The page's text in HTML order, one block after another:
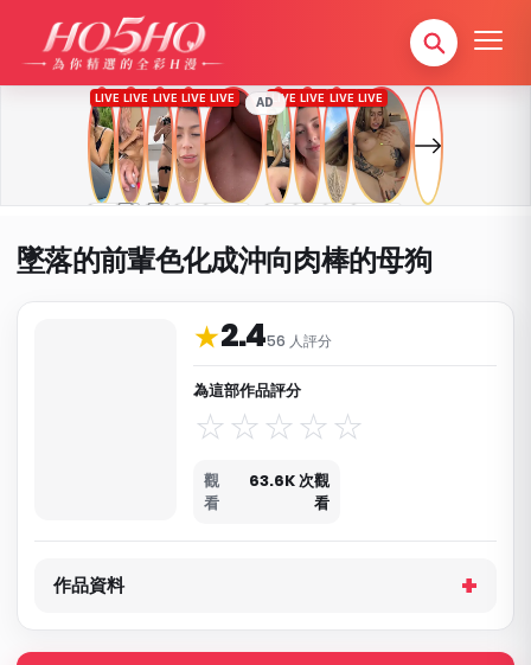
AD
墜落的前輩色化成沖向肉棒的母狗
★2.456 人評分
為這部作品評分
觀
看
63.6K 次觀
看
作品資料與分類
作品資料